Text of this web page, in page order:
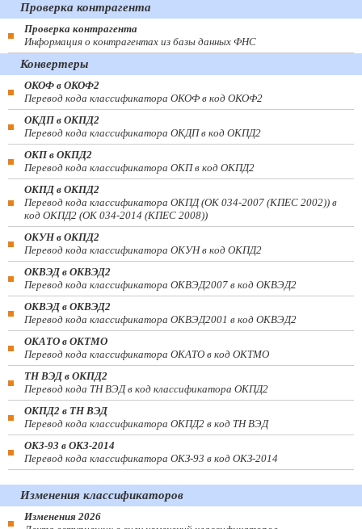
Проверка контрагента
Проверка контрагента
Информация о контрагентах из базы данных ФНС
Конвертеры
ОКОФ в ОКОФ2
Перевод кода классификатора ОКОФ в код ОКОФ2
ОКДП в ОКПД2
Перевод кода классификатора ОКДП в код ОКПД2
ОКП в ОКПД2
Перевод кода классификатора ОКП в код ОКПД2
ОКПД в ОКПД2
Перевод кода классификатора ОКПД (ОК 034-2007 (КПЕС 2002)) в
код ОКПД2 (ОК 034-2014 (КПЕС 2008))
ОКУН в ОКПД2
Перевод кода классификатора ОКУН в код ОКПД2
ОКВЭД в ОКВЭД2
Перевод кода классификатора ОКВЭД2007 в код ОКВЭД2
ОКВЭД в ОКВЭД2
Перевод кода классификатора ОКВЭД2001 в код ОКВЭД2
ОКАТО в ОКТМО
Перевод кода классификатора ОКАТО в код ОКТМО
ТН ВЭД в ОКПД2
Перевод кода ТН ВЭД в код классификатора ОКПД2
ОКПД2 в ТН ВЭД
Перевод кода классификатора ОКПД2 в код ТН ВЭД
ОКЗ-93 в ОКЗ-2014
Перевод кода классификатора ОКЗ-93 в код ОКЗ-2014
Изменения классификаторов
Изменения 2026